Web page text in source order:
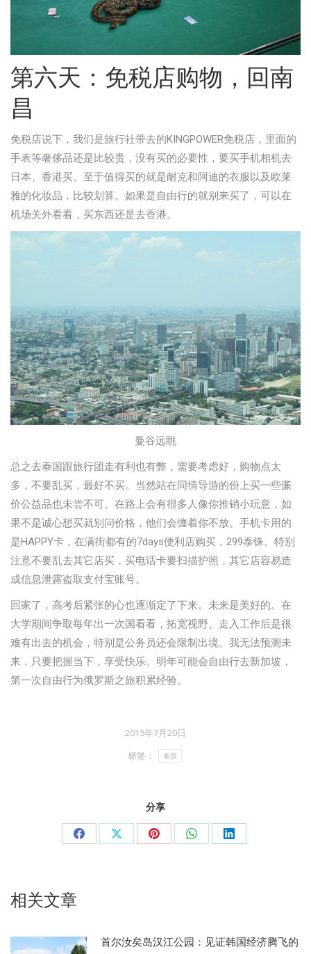
第六天：免税店购物，回南
昌
免税店说下，我们是旅行社带去的KINGPOWER免税店，里面的
手表等奢侈品还是比较贵，没有买的必要性，要买手机相机去
日本、香港买。至于值得买的就是耐克和阿迪的衣服以及欧莱
雅的化妆品，比较划算。如果是自由行的就别来买了，可以在
机场关外看看，买东西还是去香港。
曼谷远眺
总之去泰国跟旅行团走有利也有弊，需要考虑好，购物点太
多，不要乱买，最好不买。当然站在同情导游的份上买一些廉
价公益品也未尝不可。在路上会有很多人像你推销小玩意，如
果不是诚心想买就别问价格，他们会缠着你不放。手机卡用的
是HAPPY卡，在满街都有的7days便利店购买，299泰铢。特别
注意不要乱去其它店买，买电话卡要扫描护照，其它店容易造
成信息泄露盗取支付宝账号。
回家了，高考后紧张的心也逐渐定了下来。未来是美好的。在
大学期间争取每年出一次国看看，拓宽视野。走入工作后是很
难有出去的机会，特别是公务员还会限制出境。我无法预测未
来，只要把握当下，享受快乐。明年可能会自由行去新加坡，
第一次自由行为俄罗斯之旅积累经验。
2015年7月20日
标签： 泰国
分享
分
分
分
分
分
相关文章
首尔汝矣岛汉江公园：见证韩国经济腾飞的